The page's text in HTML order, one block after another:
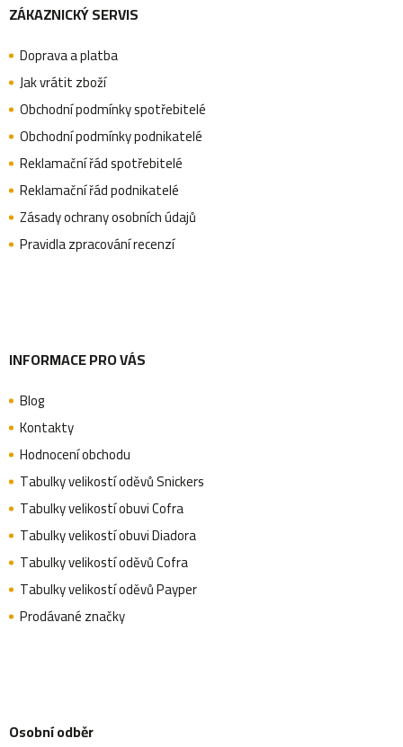
u
á
p
a
t
ZÁKAZNICKÝ SERVIS
Doprava a platba
Jak vrátit zboží
Obchodní podmínky spotřebitelé
Obchodní podmínky podnikatelé
Reklamační řád spotřebitelé
Reklamační řád podnikatelé
Zásady ochrany osobních údajů
Pravidla zpracování recenzí
INFORMACE PRO VÁS
Blog
Kontakty
Hodnocení obchodu
Tabulky velikostí oděvů Snickers
Tabulky velikostí obuvi Cofra
Tabulky velikostí obuvi Diadora
Tabulky velikostí oděvů Cofra
Tabulky velikostí oděvů Payper
Prodávané značky
Osobní odběr